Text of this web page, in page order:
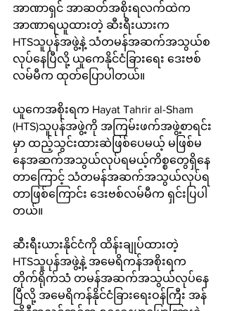
အာဏာရှင် အာဆတ်အစိုးရလက်ထဲက
အာဏာရယူထားတဲ့ ဆီးရီးယားက
HTSသူပုန်အဖွဲ့နဲ့ သံတမန်အဆက်အသွယ်စ
လုပ်နေပြီလို့ ယူကေနိုင်ငံခြားရေး ဒေးဗစ်
လမ်မီက ထုတ်ပြောပါတယ်။
ယူကေအစိုးရက Hayat Tahrir al-Sham
(HTS)သူပုန်အဖွဲ့ကို အကြမ်းဖက်အဖွဲ့စာရင်း
မှာ ထည့်သွင်းထားဆဲဖြစ်ပေမယ့် မဖြစ်မ
နေအဆက်အသွယ်လုပ်ရမယ့်ကိစ္စတွေရှိနေ
တာကြောင့် သံတမန်အဆက်အသွယ်လုပ်ရ
တာဖြစ်ကြောင်း ဒေးဗစ်လမ်မီက ရှင်းပြပါ
တယ်။
ဆီးရီးယားနိုင်ငံကို ထိန်းချုပ်ထားတဲ့
HTSသူပုန်အဖွဲ့နဲ့ အမေရိကန်အစိုးရက
တိုက်ရိုက်သံ တမန်အဆက်အသွယ်လုပ်နေ
ပြီလို့ အမေရိကန်နိုင်ငံခြားရေးဝန်ကြီး အန်